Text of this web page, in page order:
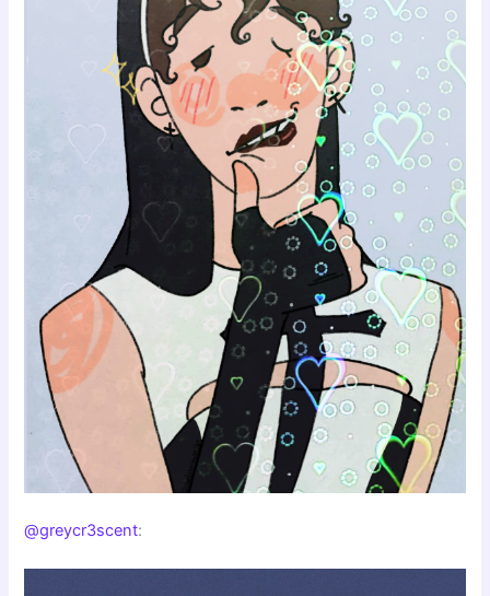
@greycr3scent: